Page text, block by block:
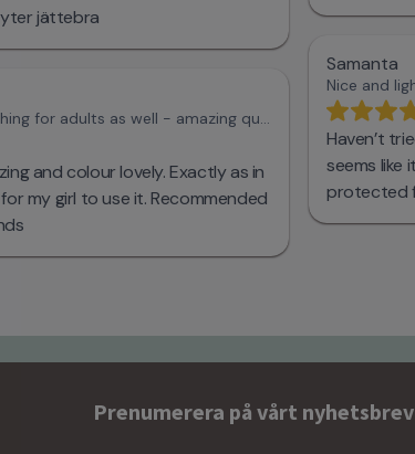
Prenumerera på vårt nyhetsbrev